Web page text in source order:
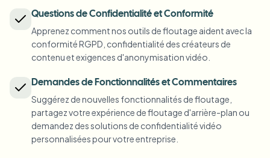
Flou de conformité RGPD
Interview de rue du vlogueur
Flou gaming et stream
Flouter un visage sur une photo
Anonymisation des visages
Anonymiseur de Voix
Gouvernance vidéo clinique et patient
Secteur public
FOIA, divulgation sécurisée et rédaction
Anonymisation faciale en masse
Lots en volume, rétention et SLA
Flou de plaques en masse
Flotte, dashcam et parking à grande échelle
Catégorie
Produits
Questions de Confidentialité et Conformité
Apprenez comment nos outils de floutage aident avec la
conformité RGPD, confidentialité des créateurs de
contenu et exigences d'anonymisation vidéo.
Demandes de Fonctionnalités et Commentaires
Suggérez de nouvelles fonctionnalités de floutage,
partagez votre expérience de floutage d'arrière-plan ou
demandez des solutions de confidentialité vidéo
personnalisées pour votre entreprise.